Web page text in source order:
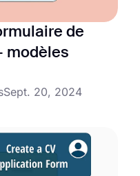
de
modèles
Sept. 20, 2024